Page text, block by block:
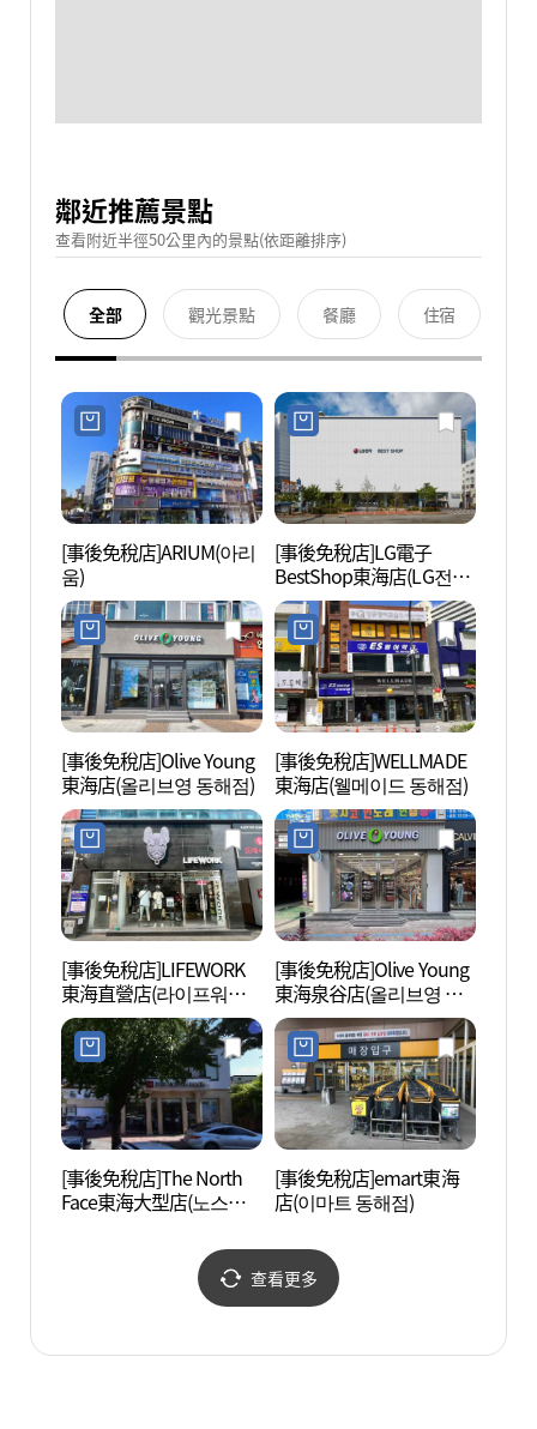
鄰近推薦景點
查看附近半徑50公里內的景點(依距離排序)
全部 觀光景點 餐廳 住宿
[事後免稅店]ARIUM(아리
움)
[事後免稅店]LG電子
BestShop東海店(LG전자
베스트샵 동해점)
[事後免稅店]Olive Young
東海店(올리브영 동해점)
[事後免稅店]WELLMADE
東海店(웰메이드 동해점)
[事後免稅店]LIFEWORK
東海直營店(라이프워크
동해직영점)
[事後免稅店]Olive Young
東海泉谷店(올리브영 동
해천곡점)
[事後免稅店]The North
Face東海大型店(노스페
[事後免稅店]emart東海
店(이마트 동해점)
查看更多